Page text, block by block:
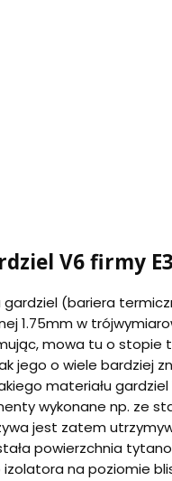
V6 firmy
(bariera
1.75mm w
mowa tu o
jego o wiele bardziej
materiału
wykonane np. ze
jest zatem
powierzchnia
na poziomie